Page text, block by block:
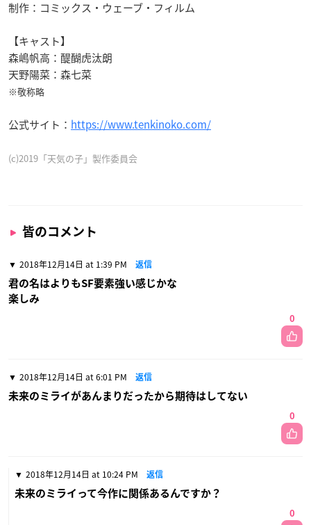
制作：コミックス・ウェーブ・フィルム
【キャスト】
森嶋帆高：醍醐虎汰朗
天野陽菜：森七菜
※敬称略
公式サイト： https://www.tenkinoko.com/
(c)2019「天気の子」製作委員会
皆のコメント
2018年12月14日 at 1:39 PM 返信
君の名はよりもSF要素強い感じかな
楽しみ
0
2018年12月14日 at 6:01 PM 返信
未来のミライがあんまりだったから期待はしてない
0
2018年12月14日 at 10:24 PM 返信
未来のミライって今作に関係あるんですか？
0